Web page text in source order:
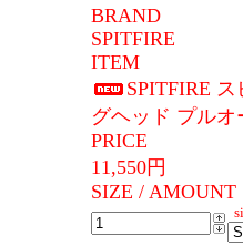
BRAND
SPITFIRE
ITEM
SPITFIRE
グヘッド プル
PRICE
11,550円
SIZE / AMOUNT